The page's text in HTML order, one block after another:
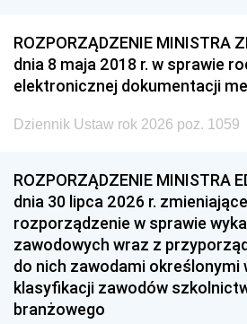
ROZPORZĄDZENIE MINISTRA
dnia 8 maja 2018 r. w sprawie
elektronicznej dokumentacji
Dziennik Ustaw rok 2026 poz. 1059
ROZPORZĄDZENIE MINISTRA
dnia 30 lipca 2026 r. zmieniające
rozporządzenie w sprawie
zawodowych wraz z
do nich zawodami określonymi
klasyfikacji zawodów
branżowego